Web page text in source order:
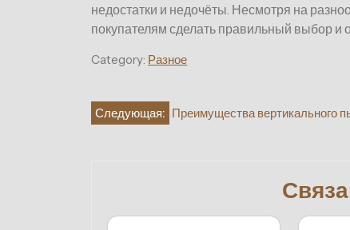
недостатки и недочёты. Несмотря на
покупателям сделать правильный выбор и
Category: Разное
Навигация
Следующая: Преимущества вертикального